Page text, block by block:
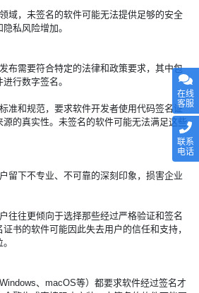
域，未签名的软件可能无法提供足够的安全
私风险增加。
布需要符合特定的法律和政策要求，其中包
行数字签名。
准和规范，要求软件开发者使用代码签名证
的真实性。未签名的软件可能无法满足这些
留下不专业、不可靠的深刻印象，损害企业
往往更倾向于选择那些经过严格验证和签名
书的软件可能因此失去用户的信任和支持，
、macOS等）都要求软件经过签名才
在线
客服
联系
电话